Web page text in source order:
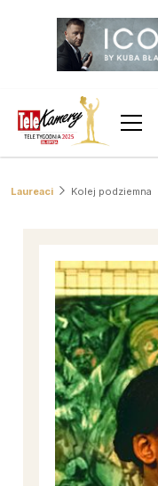
Laureaci Kolej podziemna